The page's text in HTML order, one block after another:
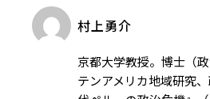
村上勇介
京都大学教授。博士（
テンアメリカ地域研究